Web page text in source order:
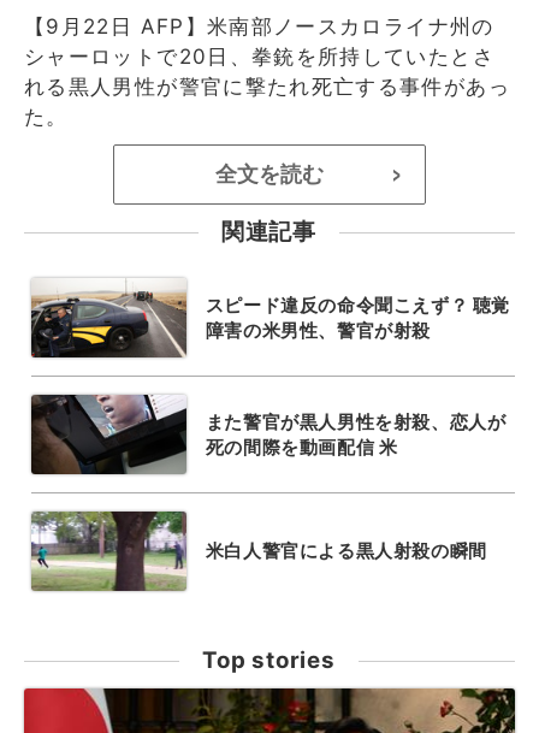
【9月22日 AFP】米南部ノースカロライナ州の
シャーロットで20日、拳銃を所持していたとさ
れる黒人男性が警官に撃たれ死亡する事件があっ
た。
全文を読む >
関連記事
スピード違反の命令聞こえず？ 聴覚
障害の米男性、警官が射殺
また警官が黒人男性を射殺、恋人が
死の間際を動画配信 米
米白人警官による黒人射殺の瞬間
Top stories